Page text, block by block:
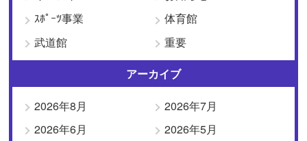
ｽﾎﾟｰﾂ事業
体育館
武道館
重要
アーカイブ
2026年8月
2026年7月
2026年6月
2026年5月